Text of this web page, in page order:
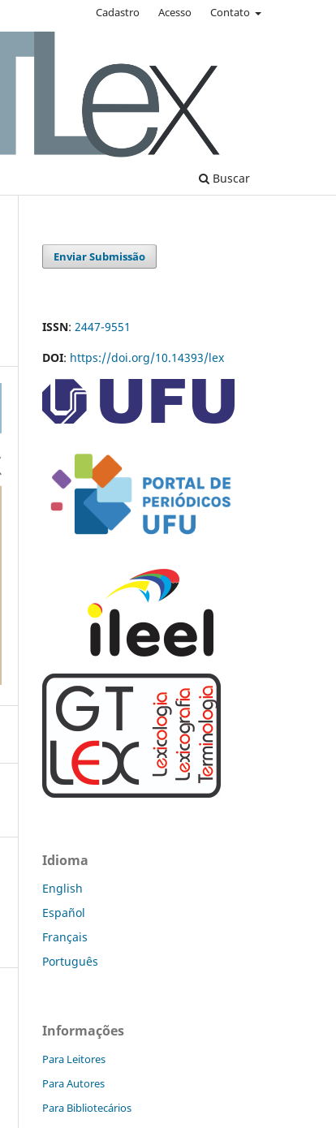
Buscar
Cadastro Acesso Contato
Enviar Submissão
ISSN: 2447-9551
DOI: https://doi.org/10.14393/lex
Idioma
English
Español
Français
Português
Informações
Para Leitores
Para Autores
Para Bibliotecários